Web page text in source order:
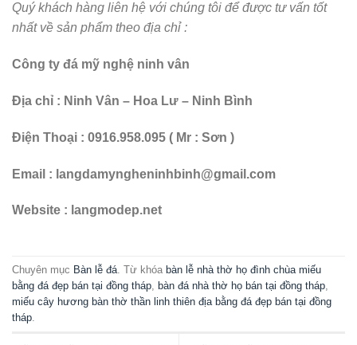
Quý khách hàng liên hệ với chúng tôi để được tư vấn tốt
nhất về sản phẩm theo địa chỉ :
Công ty đá mỹ nghệ ninh vân
Địa chỉ : Ninh Vân – Hoa Lư – Ninh Bình
Điện Thoại : 0916.958.095 ( Mr : Sơn )
Email : langdamyngheninhbinh@gmail.com
Website : langmodep.net
Chuyên mục Bàn lễ đá . Từ khóa bàn lễ nhà thờ họ đình chùa miếu
bằng đá đẹp bán tại đồng tháp bàn đá nhà thờ họ bán tại đồng tháp
miếu cây hương bàn thờ thần linh thiên địa bằng đá đẹp bán tại đồng
tháp